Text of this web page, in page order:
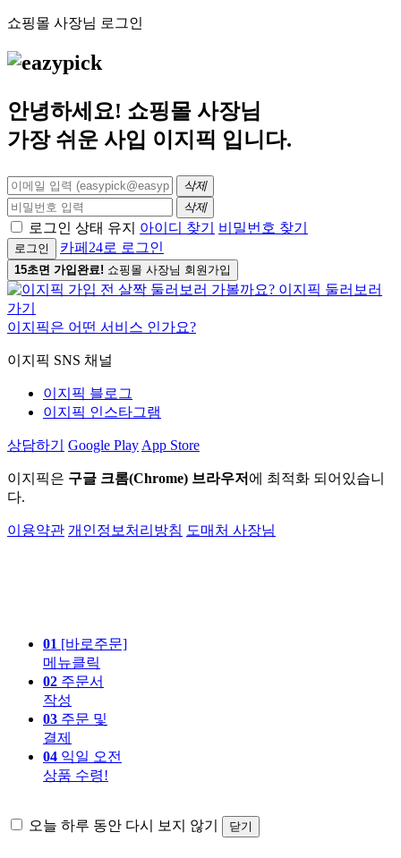
쇼핑몰 사장님 로그인
안녕하세요! 쇼핑몰 사장님
가장 쉬운 사입 이지픽 입니다.
삭제
삭제
로그인 상태 유지 아이디 찾기 비밀번호 찾기
로그인 카페24로 로그인
15초면 가입완료! 쇼핑몰 사장님 회원가입
이지픽은 어떤 서비스 인가요?
이지픽 SNS 채널
이지픽 블로그
이지픽 인스타그램
상담하기 Google Play App Store
이지픽은 구글 크롬(Chrome) 브라우저 에 최적화 되어있습니
다.
이용약관 개인정보처리방침 도매처 사장님
01 [바로주문]
메뉴클릭
02 주문서
작성
03 주문 및
결제
04 익일 오전
상품 수령!
오늘 하루 동안 다시 보지 않기 닫기